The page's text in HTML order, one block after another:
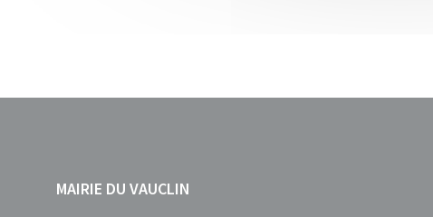
MAIRIE DU VAUCLIN